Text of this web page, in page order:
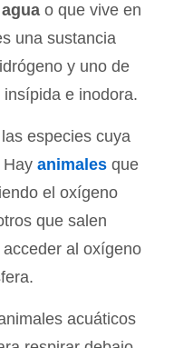
agua o que vive en
una sustancia
y uno de
e inodora.
especies cuya
Hay animales que
el oxígeno
que salen
al oxígeno
acuáticos